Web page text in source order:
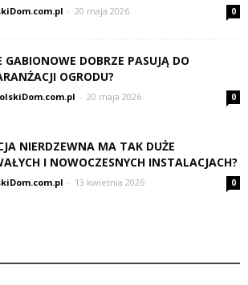
- 20 maja 2026 0
GABIONOWE DOBRZE PASUJĄ DO
OGRODU?
- 20 maja 2026 0
NIERDZEWNA MA TAK DUŻE
I NOWOCZESNYCH INSTALACJACH?
- 13 kwietnia 2026 0